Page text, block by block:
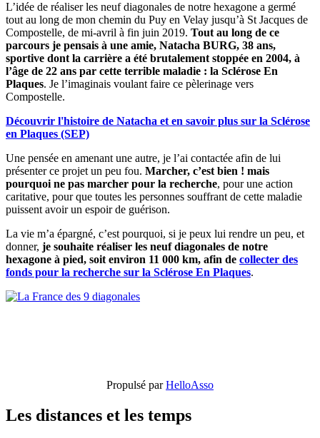
L’idée de réaliser les neuf diagonales de notre hexagone a germé
tout au long de mon chemin du Puy en Velay jusqu’à St Jacques de
Compostelle, de mi-avril à fin juin 2019. Tout au long de ce
parcours je pensais à une amie, Natacha BURG, 38 ans,
sportive dont la carrière a été brutalement stoppée en 2004, à
l’âge de 22 ans par cette terrible maladie : la Sclérose En
Plaques. Je l’imaginais voulant faire ce pèlerinage vers
Compostelle.
Découvrir l'histoire de Natacha et en savoir plus sur la Sclérose
en Plaques (SEP)
Une pensée en amenant une autre, je l’ai contactée afin de lui
présenter ce projet un peu fou. Marcher, c’est bien ! mais
pourquoi ne pas marcher pour la recherche, pour une action
caritative, pour que toutes les personnes souffrant de cette maladie
puissent avoir un espoir de guérison.
La vie m’a épargné, c’est pourquoi, si je peux lui rendre un peu, et
donner, je souhaite réaliser les neuf diagonales de notre
hexagone à pied, soit environ 11 000 km, afin de collecter des
fonds pour la recherche sur la Sclérose En Plaques.
Propulsé parHelloAsso
Les distances et les temps